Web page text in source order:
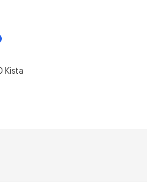
Kista